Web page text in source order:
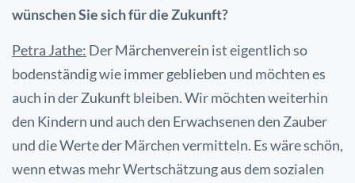
wünschen Sie sich für die Zukunft?
Petra Jathe: Der Märchenverein ist eigentlich so
bodenständig wie immer geblieben und möchten es
auch in der Zukunft bleiben. Wir möchten weiterhin
den Kindern und auch den Erwachsenen den Zauber
und die Werte der Märchen vermitteln. Es wäre schön,
wenn etwas mehr Wertschätzung aus dem sozialen